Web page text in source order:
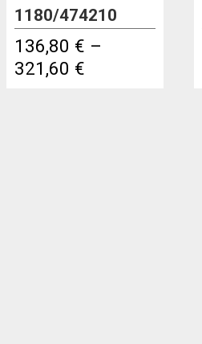
1180/474210
136,80 € –
321,60 €Price